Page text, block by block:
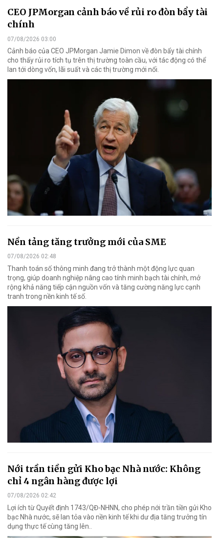
CEO JPMorgan cảnh báo về rủi ro đòn bẩy tài
chính
07/08/2026 03:00
Cảnh báo của CEO JPMorgan Jamie Dimon về đòn bẩy tài chính
cho thấy rủi ro tích tụ trên thị trường toàn cầu, với tác động có thể
lan tới dòng vốn, lãi suất và các thị trường mới nổi.
Nền tảng tăng trưởng mới của SME
07/08/2026 02:48
Thanh toán số thông minh đang trở thành một động lực quan
trọng, giúp doanh nghiệp nâng cao tính minh bạch tài chính, mở
rộng khả năng tiếp cận nguồn vốn và tăng cường năng lực cạnh
tranh trong nền kinh tế số.
Nới trần tiền gửi Kho bạc Nhà nước: Không
chỉ 4 ngân hàng được lợi
07/08/2026 02:42
Lợi ích từ Quyết định 1743/QĐ-NHNN, cho phép nới trần tiền gửi Kho
bạc Nhà nước, sẽ lan tỏa vào nền kinh tế khi dư địa tăng trưởng tín
dụng thực tế cùng tăng lên..